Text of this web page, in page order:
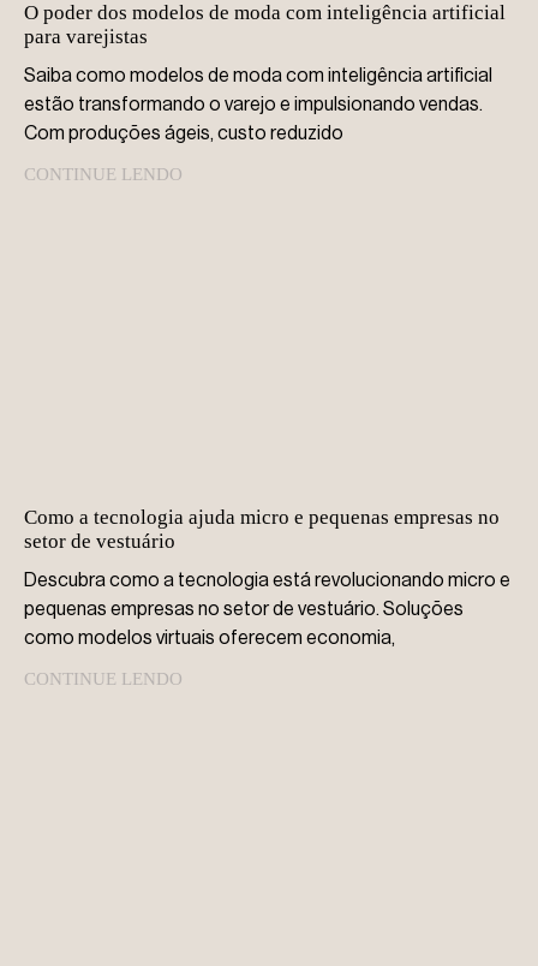
O poder dos modelos de moda com inteligência artificial
para varejistas
Saiba como modelos de moda com inteligência artificial
estão transformando o varejo e impulsionando vendas.
Com produções ágeis, custo reduzido
CONTINUE LENDO
Como a tecnologia ajuda micro e pequenas empresas no
setor de vestuário
Descubra como a tecnologia está revolucionando micro e
pequenas empresas no setor de vestuário. Soluções
como modelos virtuais oferecem economia,
CONTINUE LENDO